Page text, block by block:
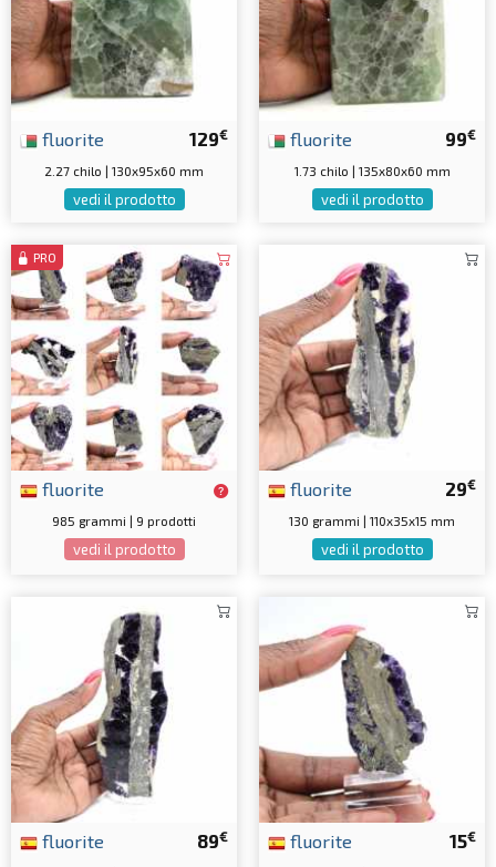
129€
fluorite
2.27 chilo | 130x95x60 mm
vedi il prodotto
99€
fluorite
1.73 chilo | 135x80x60 mm
vedi il prodotto
PRO
fluorite
985 grammi | 9 prodotti
vedi il prodotto
29€
fluorite
130 grammi | 110x35x15 mm
vedi il prodotto
89€
fluorite 15€
fluorite